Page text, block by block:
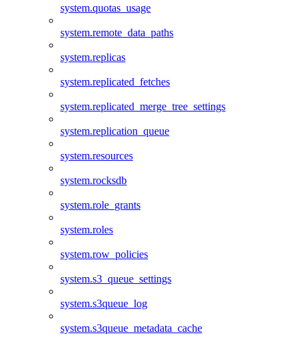
system.quotas_usage
system.remote_data_paths
system.replicas
system.replicated_fetches
system.replicated_merge_tree_settings
system.replication_queue
system.resources
system.rocksdb
system.role_grants
system.roles
system.row_policies
system.s3_queue_settings
system.s3queue_log
system.s3queue_metadata_cache